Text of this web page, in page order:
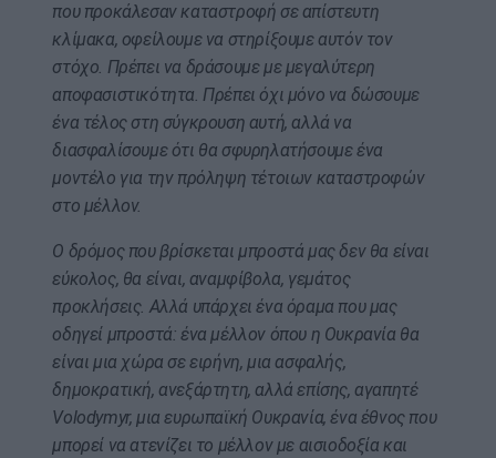
που προκάλεσαν καταστροφή σε απίστευτη
κλίμακα, οφείλουμε να στηρίξουμε αυτόν τον
στόχο. Πρέπει να δράσουμε με μεγαλύτερη
αποφασιστικότητα. Πρέπει όχι μόνο να δώσουμε
ένα τέλος στη σύγκρουση αυτή, αλλά να
διασφαλίσουμε ότι θα σφυρηλατήσουμε ένα
μοντέλο για την πρόληψη τέτοιων καταστροφών
στο μέλλον.
Ο δρόμος που βρίσκεται μπροστά μας δεν θα είναι
εύκολος, θα είναι, αναμφίβολα, γεμάτος
προκλήσεις. Αλλά υπάρχει ένα όραμα που μας
οδηγεί μπροστά: ένα μέλλον όπου η Ουκρανία θα
είναι μια χώρα σε ειρήνη, μια ασφαλής,
δημοκρατική, ανεξάρτητη, αλλά επίσης, αγαπητέ
Volodymyr, μια ευρωπαϊκή Ουκρανία, ένα έθνος που
μπορεί να ατενίζει το μέλλον με αισιοδοξία και